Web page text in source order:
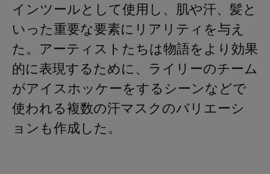
インツールとして使用し、肌や汗、髪と
いった重要な要素にリアリティを与え
た。アーティストたちは物語をより効果
的に表現するために、ライリーのチーム
がアイスホッケーをするシーンなどで
使われる複数の汗マスクのバリエーシ
ョンも作成した。